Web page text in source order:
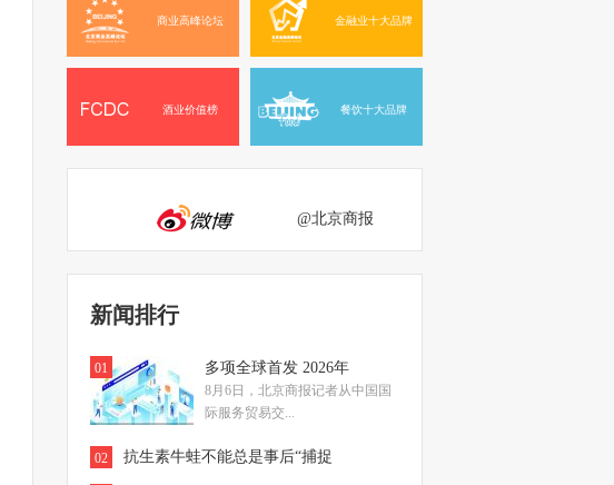
商业高峰论坛 金融业十大品牌
酒业价值榜 餐饮十大品牌
@北京商报
新闻排行
01 多项全球首发 2026年
8月6日，北京商报记者从中国国
际服务贸易交...
02 抗生素牛蛙不能总是事后“捕捉